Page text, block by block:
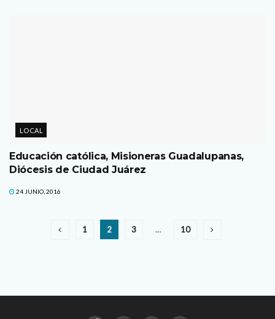
LOCAL
Educación católica, Misioneras Guadalupanas,
Diócesis de Ciudad Juárez
24 JUNIO, 2016
1 2 3 … 10